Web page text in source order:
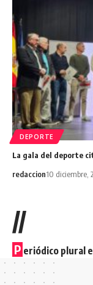
DEPORTE
La gala del deporte
redaccion10 diciembre,
//
P eriódico plural